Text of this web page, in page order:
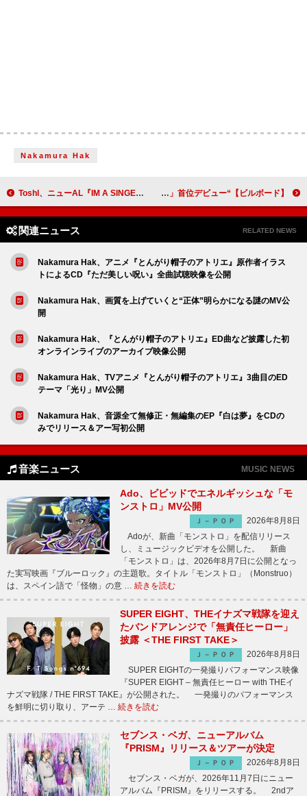
Nakamura Hak
Toshl、ニューAL『IM A SINGER VOL.4』収録曲全曲発表 【ビルボード】“ニコニコ VOCALOID SONGS TOP20”、マサラダ「カンケーガール」首位デビュー
関連ニュース RELATED NEWS
Nakamura Hak、アニメ『とんがり帽子のアトリエ』原作者イラス
トによるCD『ただ美しい呪い』全曲試聴映像を公開
Nakamura Hak、画質を上げていくと“正体”明らかになる謎のMV公
開
Nakamura Hak、『とんがり帽子のアトリエ』ED曲など披露した初
オンラインライブのアーカイブ映像公開
Nakamura Hak、TVアニメ『とんがり帽子のアトリエ』3曲目のED
テーマ「光り」MV公開
Nakamura Hak、音源全て無修正・無編集のEP『白は夢』をCDの
みでリリース＆アー写初公開
音楽ニュース MUSIC NEWS
Ado、ビビッドでエネルギッシュな「モ
ンストロ」MV公開
Ｊ－ＰＯＰ
2026年8月8日
Adoが、新曲「モンストロ」を配信リリース
し、ミュージックビデオを公開した。 新曲
「モンストロ」は、2026年8月7日に公開となっ
た実写映画『ブルーロック』の主題歌。タイトル「モンストロ」（Monstruo）
は、スペイン語で「怪物」の意 … 続きを読む
SUPER EIGHT、THEイナズマ戦隊を迎え
たバンドアレンジで「無責任ヒーロー」
披露 ＜THE FIRST TAKE＞
Ｊ－ＰＯＰ
2026年8月8日
SUPER EIGHTの一発撮りパフォーマンス映像
『SUPER EIGHT – 無責任ヒーロー with THEイ
ナズマ戦隊 / THE FIRST TAKE』が公開された。 一発撮りのパフォーマンス
を鮮明に切り取り、アーテ … 続きを読む
セブンス・ベガ、ニューアルバム
『PRISM』リリース＆ツアーが決定
Ｊ－ＰＯＰ
2026年8月8日
セブンス・ベガが、2026年11月7日にニュー
アルバム『PRISM』をリリースする。 2ndア